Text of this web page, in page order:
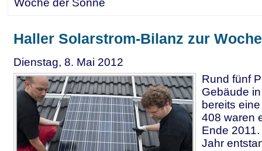
Woche der Sonne
Haller Solarstrom-Bilanz zur
Dienstag, 8. Mai 2012
Rund fünf
Gebäude
bereits
408 waren
Ende
Jahr